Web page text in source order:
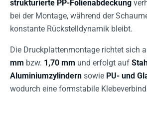
strukturierte PP-Folienabdeckung
bei der Montage, während der
konstante Rückstelldynamik bleibt.
Die Druckplattenmontage richtet sich
mm bzw. 1,70 mm und erfolgt auf
Aluminiumzylindern sowie PU- und
wodurch eine formstabile